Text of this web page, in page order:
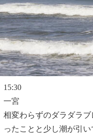
15:30
一宮
相変わらずのダラダラ
ったことと少し潮が引